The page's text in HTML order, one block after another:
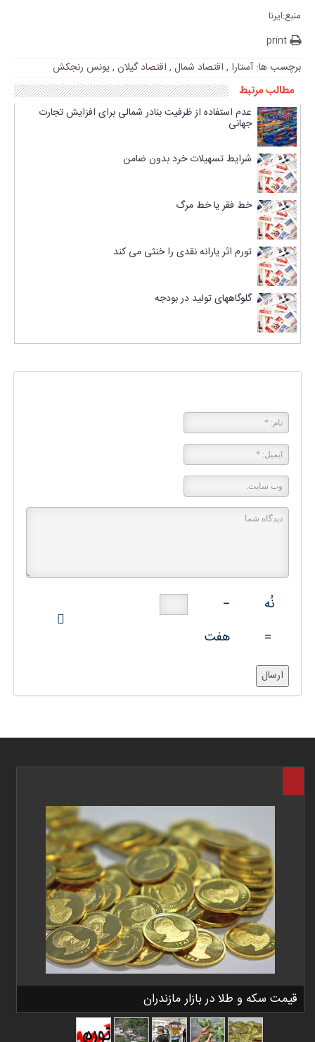
منبع:ایرنا
print
برچسب ها:آستارا , اقتصاد شمال , اقتصاد گیلان ,یونس رنجکش
مطالب مرتبط
عدم استفاده از ظرفیت بنادر شمالی برای افزایش تجارت
جهانی
شرایط تسهیلات خرد بدون ضامن
خط فقر یا خط مرگ
تورم اثر یارانه نقدی را خنثی می کند
گلوگاههای تولید در بودجه
نُه
−
=
هفت
ارسال
قیمت سکه و طلا در بازار مازندران